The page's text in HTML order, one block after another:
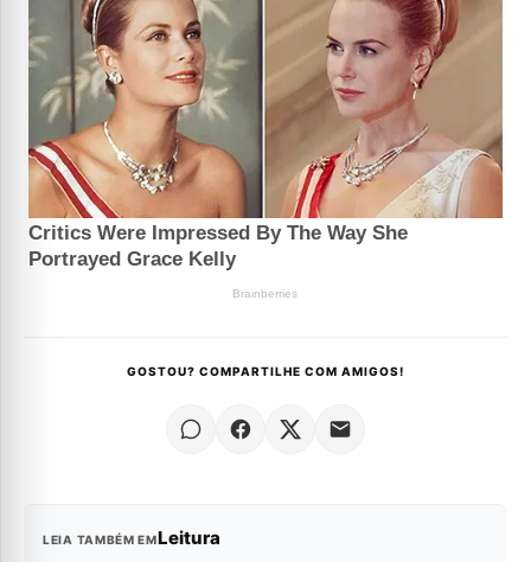
GOSTOU? COMPARTILHE COM AMIGOS!
LEIA TAMBÉM EMLeitura